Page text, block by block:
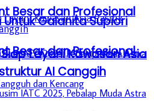
Besar dan Profesional
Galanita Supiori
Besar dan Profesional
Layani Kawasan Asia
AI Canggih